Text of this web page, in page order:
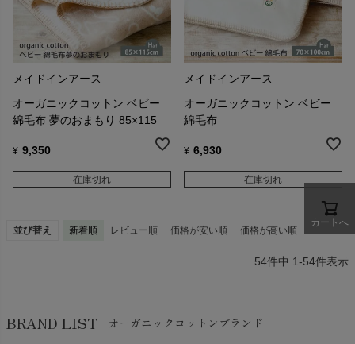
メイドインアース
オーガニックコットン ベビー
綿毛布 夢のおまもり 85×115
¥ 9,350
在庫切れ
メイドインアース
オーガニックコットン ベビー
綿毛布
¥ 6,930
在庫切れ
並び替え 新着順 レビュー順 価格が安い順 価格が高い順
54件中 1-54件表示
BRAND LIST オーガニックコットンブランド
カートへ